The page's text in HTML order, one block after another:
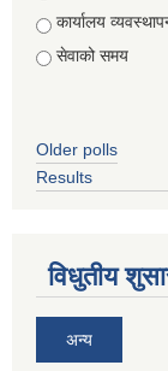
कार्यालय
सेवाको समय
Older polls
Results
विधुतीय
अन्य